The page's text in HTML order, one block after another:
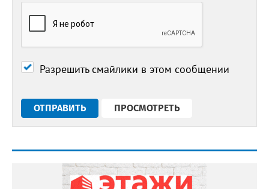
Разрешить смайлики в этом сообщении